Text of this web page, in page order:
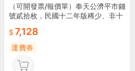
（可開發票/報價單）奉天公濟平市錢
號貳拾枚，民國十二年版稀少、非十
7,128
運費券